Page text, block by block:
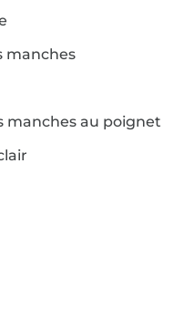
manches
manches au poignet